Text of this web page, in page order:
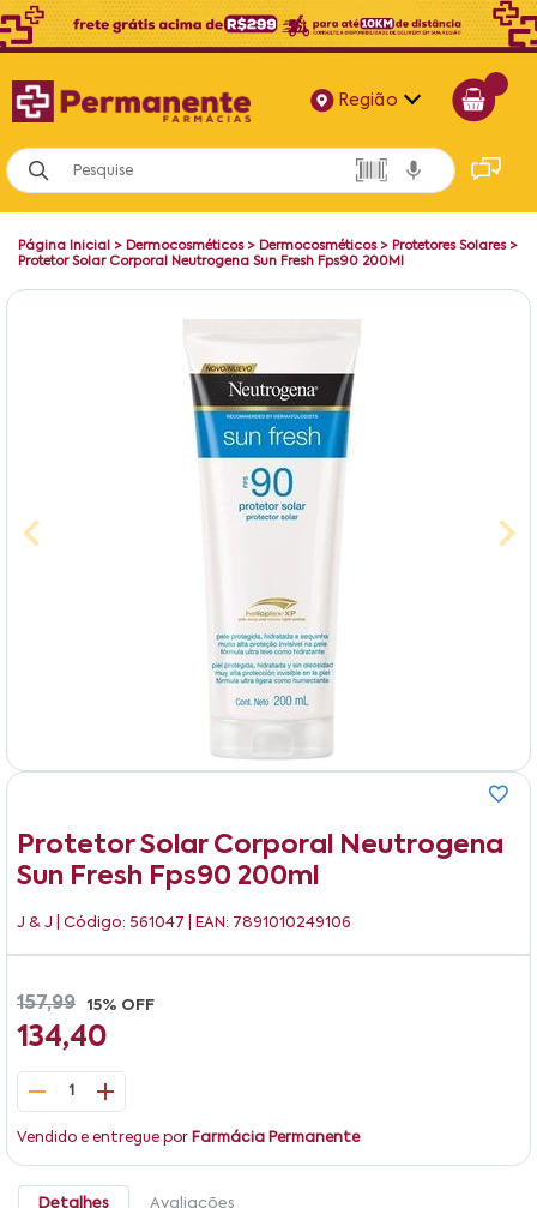
Região
Alagoas
Bahia
Paraíba
Página Inicial > Dermocosméticos> Dermocosméticos> Protetores Solares>
Protetor Solar Corporal Neutrogena Sun Fresh Fps90 200Ml
Protetor Solar Corporal Neutrogena
Sun Fresh Fps90 200ml
J & J | Código: 561047 | EAN: 7891010249106
157,99 15% OFF
134,40
1
Vendido e entregue por Farmácia Permanente
Detalhes Avaliações